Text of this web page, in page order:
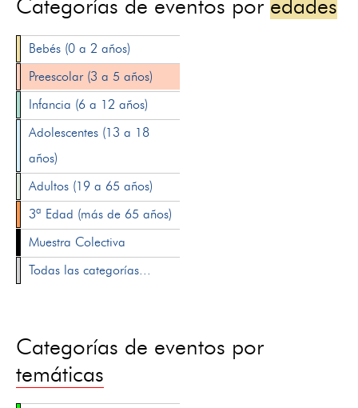
Categorías de eventos por edades
Bebés (0 a 2 años)
Preescolar (3 a 5 años)
Infancia (6 a 12 años)
Adolescentes (13 a 18
años)
Adultos (19 a 65 años)
3ª Edad (más de 65 años)
Muestra Colectiva
Todas las categorías...
Categorías de eventos por
temáticas